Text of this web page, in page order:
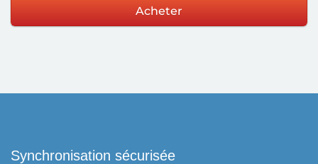
Acheter
Synchronisation sécurisée